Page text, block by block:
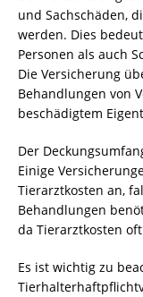
und Sachschäden,
werden. Dies
Personen als auch
Die Versicherung
Behandlungen von
beschädigtem
Der
Einige
Tierarztkosten an,
Behandlungen
da Tierarztkosten
Es ist wichtig zu